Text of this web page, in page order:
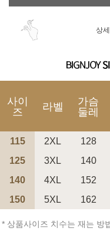
상
사이
즈
라벨
가슴
둘레
115 2XL 128
125
3XL 140
140
4XL 152
150
5XL 162
* 상품사이즈 치수는 재는 방